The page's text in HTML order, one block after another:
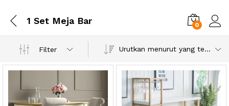
1 Set Meja Bar 0
Filter Urutkan menurut yang terbaru